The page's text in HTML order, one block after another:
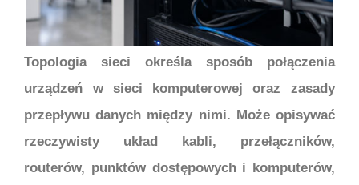
Topologia sieci określa sposób połączenia
urządzeń w sieci komputerowej oraz zasady
przepływu danych między nimi. Może opisywać
rzeczywisty układ kabli, przełączników,
routerów, punktów dostępowych i komputerów,